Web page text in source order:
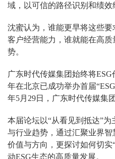
域，以可信的路径识别和绩效
沈蜜认为，谁能更早将这些
客户经营能力，谁就能在高
势。
广东时代传媒集团始终将
年在北京已成功举办首届
年5月29日，广东时代传媒集
本届论坛以“从看见到抵达”
与行业趋势，通过汇聚业界智
价值与方向，更探讨如何切
动ESG生态的高质量发展。